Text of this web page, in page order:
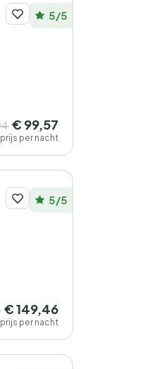
5/5
€ 99,57
prijs per nacht
5/5
€ 149,46
prijs per nacht